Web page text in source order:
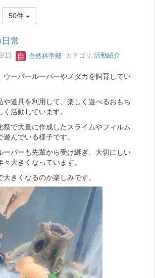
50件
常
13 自然科学部 カテゴリ:活動紹介
ウーパールーパーやメダカを飼育してい
や道具を利用して、楽しく遊べるおもち
活動しています。
祭で大量に作成したスライムやフィルム
んでいる様子です。
ーパーも先輩から受け継ぎ、大切にしい
々大きくなっています。
きくなるのか楽しみです。